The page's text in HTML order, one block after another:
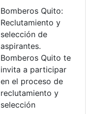
Bomberos Quito:
Reclutamiento y
selección de
aspirantes.
Bomberos Quito te
invita a participar
en el proceso de
reclutamiento y
selección